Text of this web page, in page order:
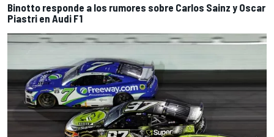
Binotto responde a los rumores sobre Carlos Sainz y Oscar
Piastri en Audi F1